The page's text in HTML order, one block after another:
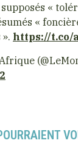
«
«
https://t.co/